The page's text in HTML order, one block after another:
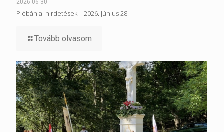
2026-06-30
Plébániai hirdetések – 2026. június 28.
Tovább olvasom